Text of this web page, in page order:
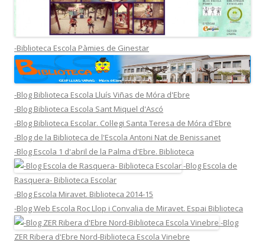
-Biblioteca Escola Pàmies de Ginestar
-Blog Biblioteca Escola Lluís Viñas de Móra d'Ebre
-Blog Biblioteca Escola Sant Miquel d'Ascó
-Blog Biblioteca Escolar. Col·legi Santa Teresa de Móra d'Ebre
-Blog de la Biblioteca de l'Escola Antoni Nat de Benissanet
-Blog Escola 1 d'abril de la Palma d'Ebre. Biblioteca
-Blog Escola de
Rasquera- Biblioteca Escolar
-Blog Escola Miravet. Biblioteca 2014-15
-Blog Web Escola Roc Llop i Convalia de Miravet. Espai Biblioteca
-Blog
ZER Ribera d'Ebre Nord-Biblioteca Escola Vinebre